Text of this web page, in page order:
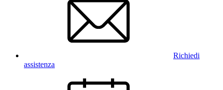
Richiedi
assistenza